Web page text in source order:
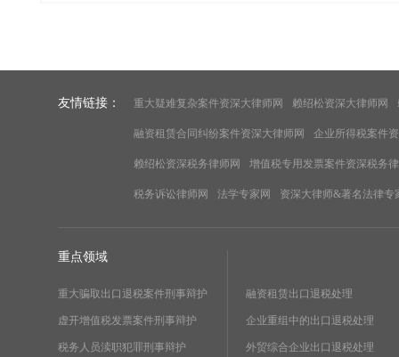
友情链接： 重大疑难复杂案件资深大律师网 赖绍松资深大律师网
融资租赁合同纠纷案件资深大律师网 企业所得税案件
赖绍松资深税务律师网 增值税专用发票案件资深税务
税务诉讼律师网 法学专家网 资深大律师&著名法律专
重点领域
重大骗取出口退税案件刑事辩护
虚开增值税发票案件刑事辩护
税务人员渎职犯罪刑事辩护
融资租赁出口退税处理
企业重组中的出口退税处理
外贸综合企业出口退税处理